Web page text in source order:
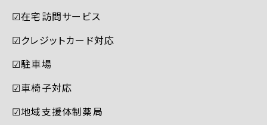
☑︎在宅訪問サービス
☑︎クレジットカード対応
☑︎駐車場
☑︎車椅子対応
☑︎地域支援体制薬局